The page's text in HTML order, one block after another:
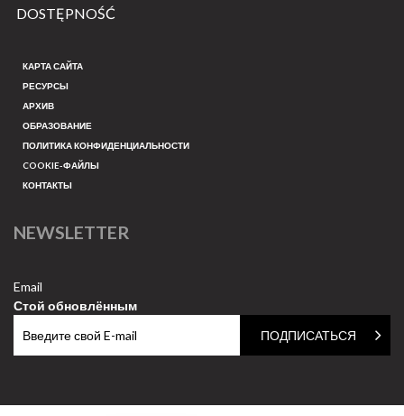
DOSTĘPNOŚĆ
КАРТА САЙТА
РЕСУРСЫ
АРХИВ
ОБРАЗОВАНИЕ
ПОЛИТИКА КОНФИДЕНЦИАЛЬНОСТИ
COOKIE-ФАЙЛЫ
КОНТАКТЫ
NEWSLETTER
Email
Стой обновлённым